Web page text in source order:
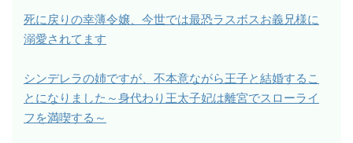
死に戻りの幸薄令嬢、今世では最恐ラスボスお義兄様に
溺愛されてます
シンデレラの姉ですが、不本意ながら王子と結婚するこ
とになりました～身代わり王太子妃は離宮でスローライ
フを満喫する～